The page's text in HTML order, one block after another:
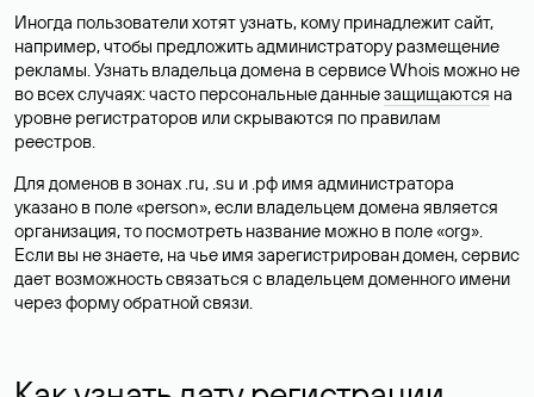
Иногда пользователи хотят узнать, кому принадлежит сайт,
например, чтобы предложить администратору размещение
рекламы. Узнать владельца домена в сервисе Whois можно не
во всех случаях: часто персональные данныезащищаются на
уровне регистраторов или скрываются по правилам
реестров.
Для доменов в зонах .ru, .su и .рф имя администратора
указано в поле «person», если владельцем домена является
организация, то посмотреть название можно в поле «org».
Если вы не знаете, на чье имя зарегистрирован домен, сервис
дает возможность связаться с владельцем доменного имени
через форму обратной связи.